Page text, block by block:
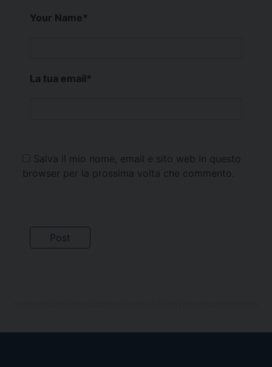
Your Name*
La tua email*
Salva il mio nome, email e sito web in questo
browser per la prossima volta che commento.